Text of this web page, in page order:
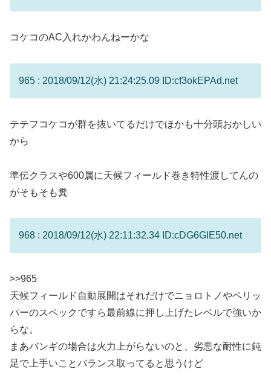
コケコのAC入れかわんねーかな
965 : 2018/09/12(水) 21:24:25.09 ID:cf3okEPAd.net
テテフコケコが群を抜いてるだけでほかも十分頭おかしい
から
準伝クラスや600属に天候フィールド巻き特性渡してんの
がそもそも糞
968 : 2018/09/12(水) 22:11:32.34 ID:cDG6GIE50.net
>>965
天候フィールド自動展開はそれだけでニョロトノやペリッ
パーのスペックですら最前線に押し上げたレベルで強いか
らな。
まあバンギの場合は火力上がらないのと、劣悪な耐性に鈍
足で上手いことバランス取ってると思うけど